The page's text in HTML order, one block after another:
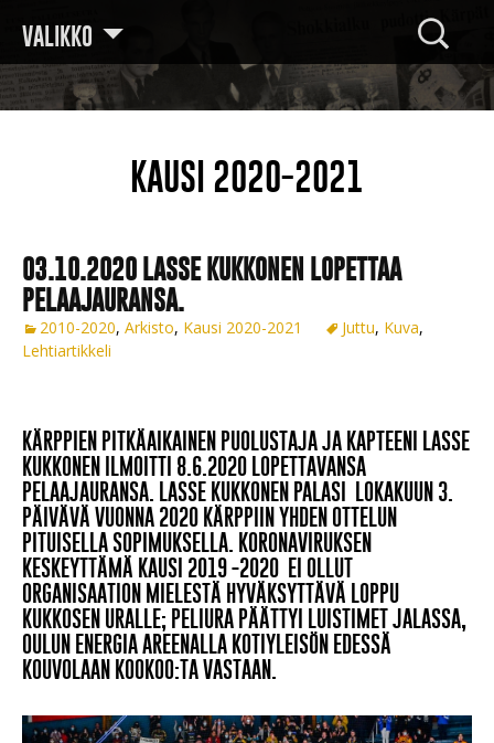
VALIKKO
Haku:
KAUSI 2020-2021
03.10.2020 LASSE KUKKONEN LOPETTAA
PELAAJAURANSA.
2010-2020, Arkisto, Kausi 2020-2021 Juttu, Kuva,
Lehtiartikkeli
KÄRPPIEN PITKÄAIKAINEN PUOLUSTAJA JA KAPTEENI LASSE
KUKKONEN ILMOITTI 8.6.2020 LOPETTAVANSA
PELAAJAURANSA. LASSE KUKKONEN PALASI LOKAKUUN 3.
PÄIVÄVÄ VUONNA 2020 KÄRPPIIN YHDEN OTTELUN
PITUISELLA SOPIMUKSELLA. KORONAVIRUKSEN
KESKEYTTÄMÄ KAUSI 2019 -2020 EI OLLUT
ORGANISAATION MIELESTÄ HYVÄKSYTTÄVÄ LOPPU
KUKKOSEN URALLE; PELIURA PÄÄTTYI LUISTIMET JALASSA,
OULUN ENERGIA AREENALLA KOTIYLEISÖN EDESSÄ
KOUVOLAAN KOOKOO:TA VASTAAN.